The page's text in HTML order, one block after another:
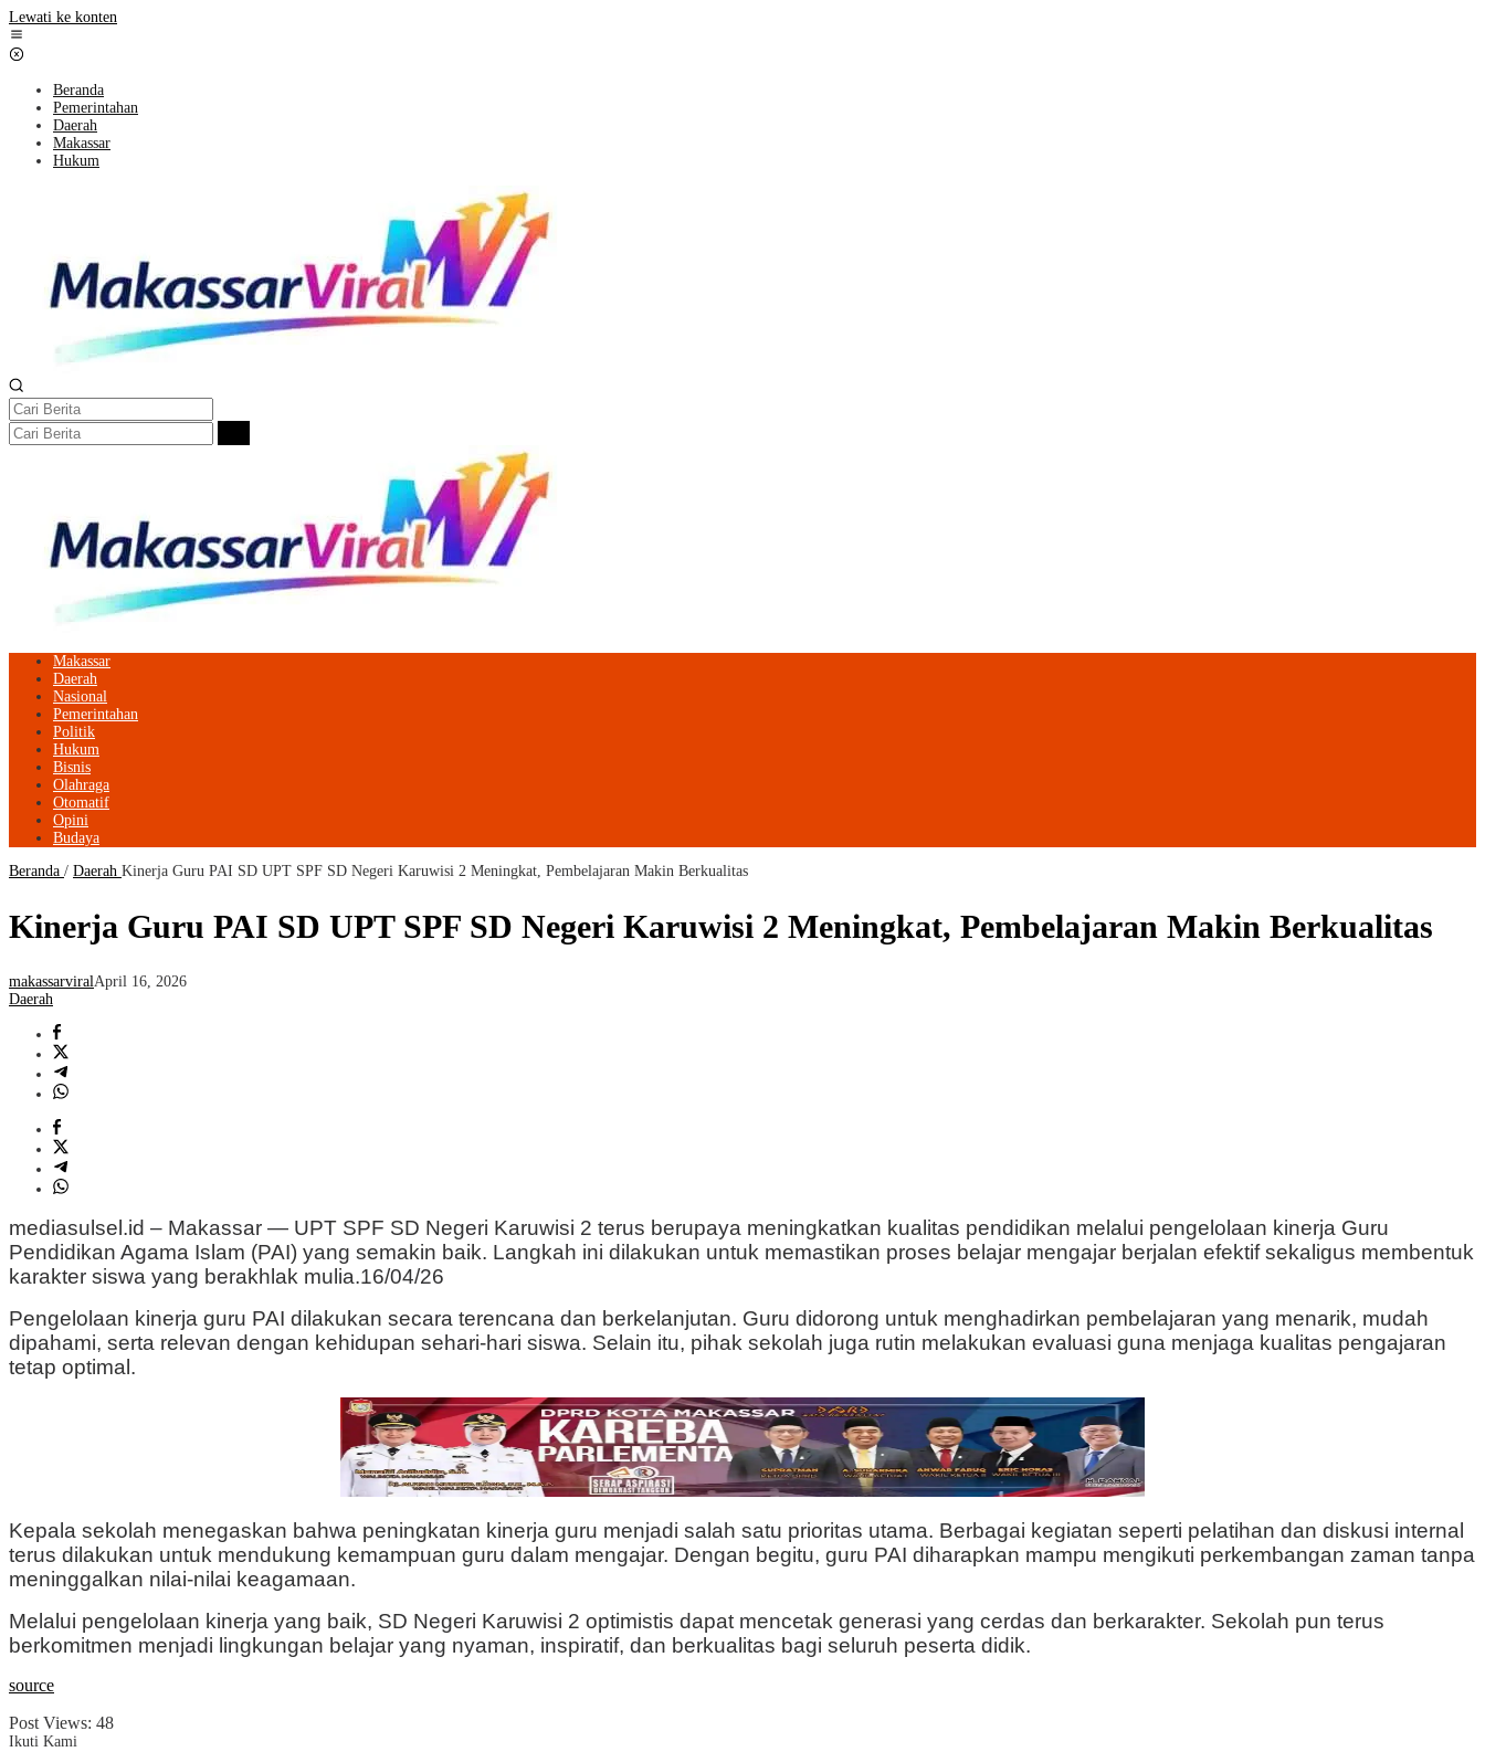
Lewati ke konten
Beranda
Pemerintahan
Daerah
Makassar
Hukum
Makassar
Daerah
Nasional
Pemerintahan
Politik
Hukum
Bisnis
Olahraga
Otomatif
Opini
Budaya
Beranda / Daerah Kinerja Guru PAI SD UPT SPF SD Negeri Karuwisi 2 Meningkat, Pembelajaran Makin Berkualitas
Kinerja Guru PAI SD UPT SPF SD Negeri Karuwisi 2 Meningkat, Pembelajaran Makin Berkualitas
makassarviralApril 16, 2026
Daerah
mediasulsel.id – Makassar — UPT SPF SD Negeri Karuwisi 2 terus berupaya meningkatkan kualitas pendidikan melalui pengelolaan kinerja Guru
Pendidikan Agama Islam (PAI) yang semakin baik. Langkah ini dilakukan untuk memastikan proses belajar mengajar berjalan efektif sekaligus membentuk
karakter siswa yang berakhlak mulia.16/04/26
Pengelolaan kinerja guru PAI dilakukan secara terencana dan berkelanjutan. Guru didorong untuk menghadirkan pembelajaran yang menarik, mudah
dipahami, serta relevan dengan kehidupan sehari-hari siswa. Selain itu, pihak sekolah juga rutin melakukan evaluasi guna menjaga kualitas pengajaran
tetap optimal.
Kepala sekolah menegaskan bahwa peningkatan kinerja guru menjadi salah satu prioritas utama. Berbagai kegiatan seperti pelatihan dan diskusi internal
terus dilakukan untuk mendukung kemampuan guru dalam mengajar. Dengan begitu, guru PAI diharapkan mampu mengikuti perkembangan zaman tanpa
meninggalkan nilai-nilai keagamaan.
Melalui pengelolaan kinerja yang baik, SD Negeri Karuwisi 2 optimistis dapat mencetak generasi yang cerdas dan berkarakter. Sekolah pun terus
berkomitmen menjadi lingkungan belajar yang nyaman, inspiratif, dan berkualitas bagi seluruh peserta didik.
source
Post Views: 48
Ikuti Kami